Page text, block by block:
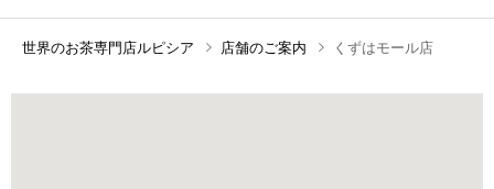
世界のお茶専門店ルピシア 店舗のご案内 くずはモール店